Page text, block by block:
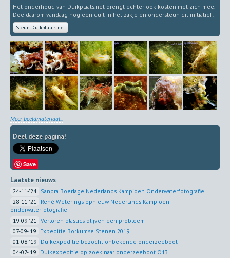
Het onderhoud van Duikplaats.net brengt echter ook kosten met zich mee.
Doe daarom vandaag nog een duit in het zakje en ondersteun dit initiatief!
Steun Duikplaats.net
Meer beeldmateriaal...
Deel deze pagina!
Save
Laatste nieuws
24-11-'24 Sandra Boerlage Nederlands Kampioen Onderwaterfotografie ...
28-11-'21 René Weterings opnieuw Nederlands Kampioen
onderwaterfotografie
19-09-'21
Verloren plastics blijven een probleem
07-09-'19 Expeditie Borkumse Stenen 2019
01-08-'19 Duikexpeditie bezocht onbekende onderzeeboot
04-07-'19 Duikexpeditie op zoek naar onderzeeboot O13